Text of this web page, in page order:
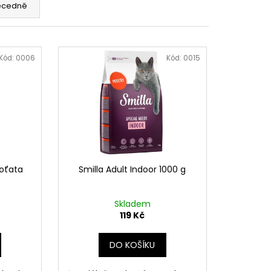
Kód: 0006
Smilla Adult Indoor 1000 g
Skladem
119 Kč
DO KOŠÍKU
Kód: 0015
PRO DOSPĚLÉ